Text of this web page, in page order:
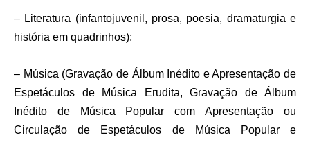
– Literatura (infantojuvenil, prosa, poesia, dramaturgia e
história em quadrinhos);
– Música (Gravação de Álbum Inédito e Apresentação de
Espetáculos de Música Erudita, Gravação de Álbum
Inédito de Música Popular com Apresentação ou
Circulação de Espetáculos de Música Popular e